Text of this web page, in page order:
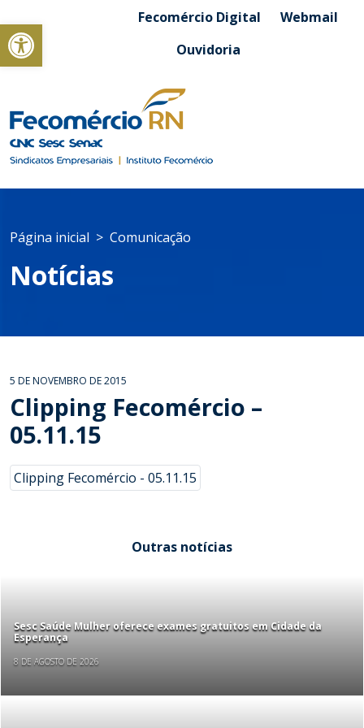
Abrir a barra de ferramentasFecomércio Digital
Webmail
Ouvidoria
Página inicial Comunicação
Notícias
5 DE NOVEMBRO DE 2015
Clipping Fecomércio –
05.11.15
Clipping Fecomércio - 05.11.15
Outras notícias
Sesc Saúde Mulher oferece exames gratuitos em Cidade da
Esperança
8 DE AGOSTO DE 2026